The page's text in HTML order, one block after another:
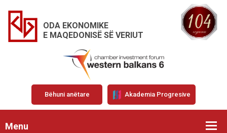
ODA EKONOMIKE
E MAQEDONISË SË VERIUT
Bëhuni anëtare Akademia Progresive
Menu